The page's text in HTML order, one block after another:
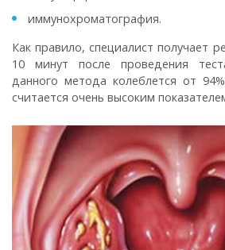
иммунохроматография.
Как правило, специалист получает
10 минут после проведения
данного метода колеблется от
считается очень высоким